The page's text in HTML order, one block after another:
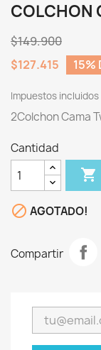
COLCHON
$149.900
$127.415
15%
Impuestos incluidos
2Colchon Cama
Cantidad

 AGOTADO!
Compartir